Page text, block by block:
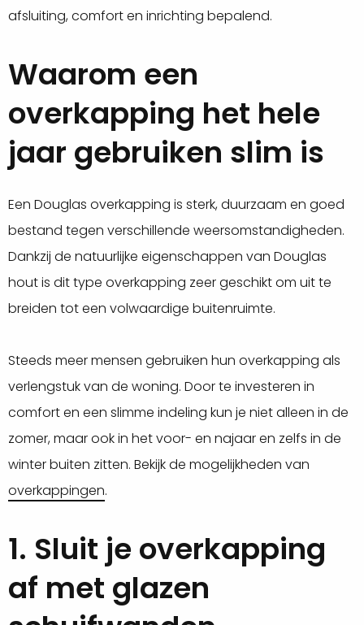
afsluiting, comfort en inrichting bepalend.
Waarom een
overkapping het hele
jaar gebruiken slim is
Een Douglas overkapping is sterk, duurzaam en goed
bestand tegen verschillende weersomstandigheden.
Dankzij de natuurlijke eigenschappen van Douglas
hout is dit type overkapping zeer geschikt om uit te
breiden tot een volwaardige buitenruimte.
Steeds meer mensen gebruiken hun overkapping als
verlengstuk van de woning. Door te investeren in
comfort en een slimme indeling kun je niet alleen in de
zomer, maar ook in het voor- en najaar en zelfs in de
winter buiten zitten. Bekijk de mogelijkheden van
overkappingen.
1. Sluit je overkapping
af met glazen